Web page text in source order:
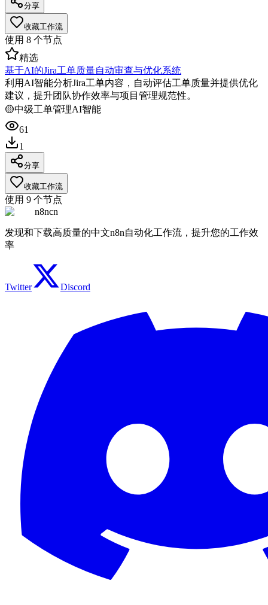
分享
收藏工作流
使用 8 个节点
精选
基于AI的Jira工单质量自动审查与优化系统
利用AI智能分析Jira工单内容，自动评估工单质量并提供优化
建议，提升团队协作效率与项目管理规范性。
🟡中级工单管理AI智能
61
1
分享
收藏工作流
使用 9 个节点
n8ncn
发现和下载高质量的中文n8n自动化工作流，提升您的工作效
率
Twitter Discord